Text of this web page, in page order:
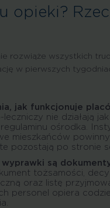
opieki?
rozwiąże wszystkich
w pierwszych
jak funkcjonuje
nie działają
ośrodka.
mieszkańców
pozostają po stronie
wyprawki są
tożsamości,
oraz listę
personel opiera